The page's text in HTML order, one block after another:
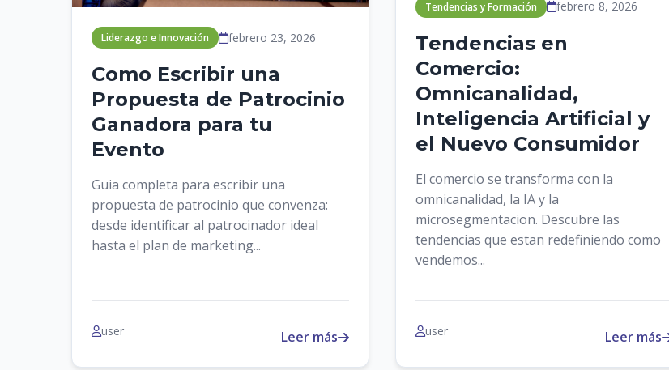
Liderazgo e Innovación febrero 23, 2026
Como Escribir una
Propuesta de Patrocinio
Ganadora para tu
Evento
Guia completa para escribir una
propuesta de patrocinio que convenza:
desde identificar al patrocinador ideal
hasta el plan de marketing...
user Leer más
Tendencias y Formación febrero 8, 2026
Tendencias en
Comercio:
Omnicanalidad,
Inteligencia Artificial y
el Nuevo Consumidor
El comercio se transforma con la
omnicanalidad, la IA y la
microsegmentacion. Descubre las
tendencias que estan redefiniendo como
vendemos...
user Leer más